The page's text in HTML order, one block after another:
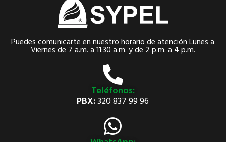
Puedes comunicarte en nuestro horario de atención Lunes a
Viernes de 7 a.m. a 11:30 a.m. y de 2 p.m. a 4 p.m.
Teléfonos:
PBX:320 837 99 96